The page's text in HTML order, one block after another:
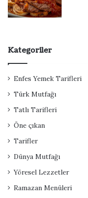
Kategoriler
Enfes Yemek Tarifleri
Türk Mutfağı
Tatlı Tarifleri
Öne çıkan
Tarifler
Dünya Mutfağı
Yöresel Lezzetler
Ramazan Menüleri